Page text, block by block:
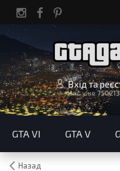
Вхід та
Нас уже750213
GTA VI GTA V
Назад